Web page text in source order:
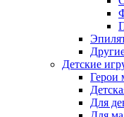
Детские
Герои
Для